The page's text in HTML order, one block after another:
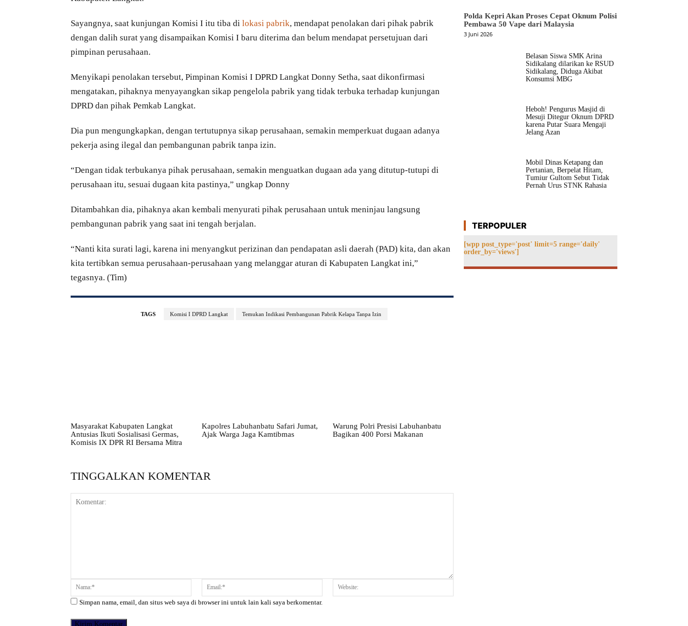
Sayangnya, saat kunjungan Komisi I itu tiba di lokasi pabrik, mendapat penolakan dari pihak pabrik
dengan dalih surat yang disampaikan Komisi I baru diterima dan belum mendapat persetujuan dari
pimpinan perusahaan.
Menyikapi penolakan tersebut, Pimpinan Komisi I DPRD Langkat Donny Setha, saat dikonfirmasi
mengatakan, pihaknya menyayangkan sikap pengelola pabrik yang tidak terbuka terhadap kunjungan
DPRD dan pihak Pemkab Langkat.
Dia pun mengungkapkan, dengan tertutupnya sikap perusahaan, semakin memperkuat dugaan adanya
pekerja asing ilegal dan pembangunan pabrik tanpa izin.
“Dengan tidak terbukanya pihak perusahaan, semakin menguatkan dugaan ada yang ditutup-tutupi di
perusahaan itu, sesuai dugaan kita pastinya,” ungkap Donny
Ditambahkan dia, pihaknya akan kembali menyurati pihak perusahaan untuk meninjau langsung
pembangunan pabrik yang saat ini tengah berjalan.
“Nanti kita surati lagi, karena ini menyangkut perizinan dan pendapatan asli daerah (PAD) kita, dan akan
kita tertibkan semua perusahaan-perusahaan yang melanggar aturan di Kabupaten Langkat ini,”
tegasnya. (Tim)
TAGS Komisi I DPRD Langkat Temukan Indikasi Pembangunan Pabrik Kelapa Tanpa Izin
Masyarakat Kabupaten Langkat
Antusias Ikuti Sosialisasi Germas,
Komisis IX DPR RI Bersama Mitra
Kapolres Labuhanbatu Safari Jumat,
Ajak Warga Jaga Kamtibmas
Warung Polri Presisi Labuhanbatu
Bagikan 400 Porsi Makanan
TINGGALKAN KOMENTAR
Komentar: Nama:* Email:*
Simpan nama, email, dan situs web saya di browser ini untuk lain kali saya berkomentar.
Polda Kepri Akan Proses Cepat Oknum Polisi
Pembawa 50 Vape dari Malaysia
3 Juni 2026
Belasan Siswa SMK Arina
Sidikalang dilarikan ke RSUD
Sidikalang, Diduga Akibat
Konsumsi MBG
Heboh! Pengurus Masjid di
Mesuji Ditegur Oknum DPRD
karena Putar Suara Mengaji
Jelang Azan
Mobil Dinas Ketapang dan
Pertanian, Berpelat Hitam,
Tumiur Gultom Sebut Tidak
Pernah Urus STNK Rahasia
TERPOPULER
[wpp post_type='post' limit=5 range='daily'
order_by='views']